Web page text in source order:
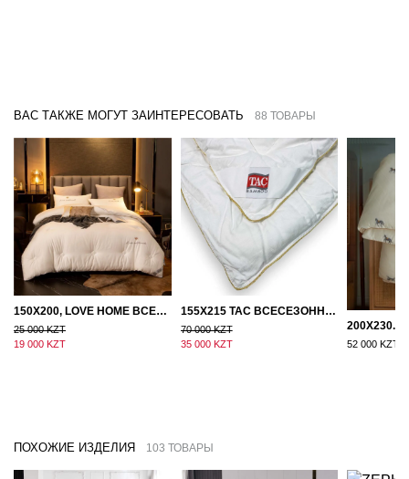
ВАС ТАКЖЕ МОГУТ ЗАИНТЕРЕСОВАТЬ 88 ТОВАРЫ
150Х200, LOVE HOME ВСЕСЕЗОННОЕ ОДЕЯЛО ИЗ ХЛОПКА С НАПОЛНИТЕЛЕМ МИКРОГЕЛЬ
25 000 KZT
19 000 KZT
155Х215 TAC ВСЕСЕЗОННОЕ ХЛОПКОВОЕ ОДЕЯЛО ИЗ БАМБУКОВОГО ВОЛОКНА
70 000 KZT
35 000 KZT
52 000 KZT
ПОХОЖИЕ ИЗДЕЛИЯ 103 ТОВАРЫ